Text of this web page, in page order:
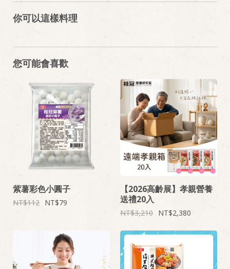
你可以這樣料理
您可能會喜歡
紫薯彩色小圓子
112 79
【2026高齡展】孝親營養
送禮20入
3,210 2,380